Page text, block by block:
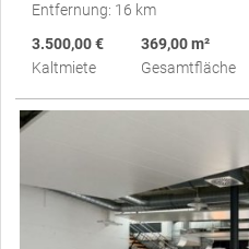
Entfernung: 16 km
3.500,00 €
Kaltmiete
369,00 m²
Gesamtfläche